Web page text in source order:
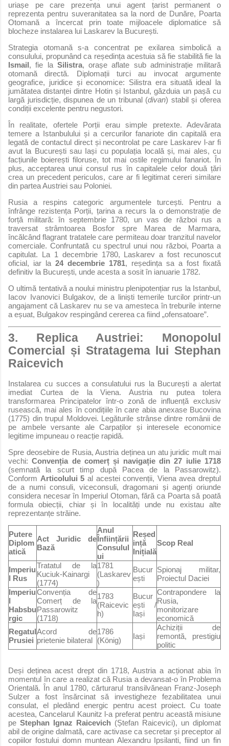
uriașe pe care prezența unui agent țarist permanent o
reprezenta pentru suveranitatea sa la nord de Dunăre, Poarta
Otomană a încercat prin toate mijloacele diplomatice să
blocheze instalarea lui Laskarev la București.
Strategia otomană s-a concentrat pe exilarea simbolică a
consulului, propunând ca reședința acestuia să fie stabilită fie la
Ismail, fie la Silistra, orașe aflate sub administrație militară
otomană directă. Diplomații turci au invocat argumente
geografice, juridice și economice: Silistra era situată ideal la
jumătatea distanței dintre Hotin și Istanbul, găzduia un pașă cu
largă jurisdicție, dispunea de un tribunal (divan) stabil și oferea
condiții excelente pentru negustori.
În realitate, ofertele Porții erau simple pretexte. Adevărata
temere a Istanbulului și a cercurilor fanariote din capitală era
legată de contactul direct și necontrolat pe care Laskarev l-ar fi
avut la București sau Iași cu populația locală și, mai ales, cu
facțiunile boierești filoruse, tot mai ostile regimului fanariot. În
plus, acceptarea unui consul rus în capitalele celor două țări
crea un precedent periculos, care ar fi legitimat cereri similare
din partea Austriei sau Poloniei.
Rusia a respins categoric argumentele turcești. Pentru a
înfrânge rezistența Porții, țarina a recurs la o demonstrație de
forță militară: în septembrie 1780, un vas de război rus a
traversat strâmtoarea Bosfor spre Marea de Marmara,
încălcând flagrant tratatele care permiteau doar tranzitul navelor
comerciale. Confruntată cu spectrul unui nou război, Poarta a
capitulat. La 1 decembrie 1780, Laskarev a fost recunoscut
oficial, iar la 24 decembrie 1781, reședința sa a fost fixată
definitiv la București, unde acesta a sosit în ianuarie 1782.
O ultimă tentativă a noului ministru plenipotențiar rus la Istanbul,
Iacov Ivanovici Bulgakov, de a liniști temerile turcilor printr-un
angajament că Laskarev nu se va amesteca în treburile interne
a eșuat, Bulgakov respingând cererea ca fiind „ofensatoare”.
3. Replica Austriei: Monopolul
Comercial și Stratagema lui Stephan
Raicevich
Instalarea cu succes a consulatului rus la București a alertat
imediat Curtea de la Viena. Austria nu putea tolera
transformarea Principatelor într-o zonă de influență exclusiv
rusească, mai ales în condițiile în care abia anexase Bucovina
(1775) din trupul Moldovei. Legăturile strânse dintre românii de
pe ambele versante ale Carpaților și interesele economice
legitime impuneau o reacție rapidă.
Spre deosebire de Rusia, Austria deținea un atu juridic mult mai
vechi:Convenția de comerț și navigație din 27 iulie 1718
(semnată la scurt timp după Pacea de la Passarowitz).
Conform Articolului 5 al acestei convenții, Viena avea dreptul
de a numi consuli, viceconsuli, dragomani și agenți oriunde
considera necesar în Imperiul Otoman, fără ca Poarta să poată
formula obiecții, chiar și în localități unde nu existau alte
reprezentanțe străine.
Putere
Diplom
atică
Act Juridic de
Bază
Anul
Înființării
Consulul
ui
Reșed
ință
Inițială
Scop Real
Imperiu
l Rus
Tratatul de la
Kuciuk-Kainargi
(1774)
1781
(Laskarev
)
Bucur
ești
Spionaj militar,
Proiectul Daciei
Imperiu
Habsbu
rgic
Convenția de
Comerț de la
Passarowitz
(1718)
1783
(Raicevic
h)
Bucur
ești /
Iași
Contrapondere la
Rusia,
monitorizare
economică
Regatul
Prusiei
Acord de
prietenie bilateral
1786
(König)
Iași
Achiziții de
remontă, prestigiu
politic
Deși deținea acest drept din 1718, Austria a acționat abia în
momentul în care a realizat că Rusia a devansat-o în Problema
Orientală. În anul 1780, cărturarul transilvănean Franz-Joseph
Sulzer a fost însărcinat să investigheze fezabilitatea unui
consulat, el pledând energic pentru acest proiect. Cu toate
acestea, Cancelarul Kaunitz l-a preferat pentru această misiune
pe Stephan Ignaz Raicevich (Ștefan Raicevici), un diplomat
abil de origine dalmată, care activase ca secretar și preceptor al
copiilor fostului domn muntean Alexandru Ipsilanti, fiind un fin